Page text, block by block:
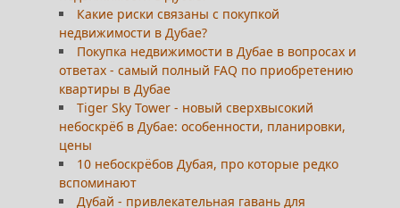
Какие риски связаны с покупкой
недвижимости в Дубае?
Покупка недвижимости в Дубае в вопросах и
ответах - самый полный FAQ по приобретению
квартиры в Дубае
Tiger Sky Tower - новый сверхвысокий
небоскрёб в Дубае: особенности, планировки,
цены
10 небоскрёбов Дубая, про которые редко
вспоминают
Дубай - привлекательная гавань для